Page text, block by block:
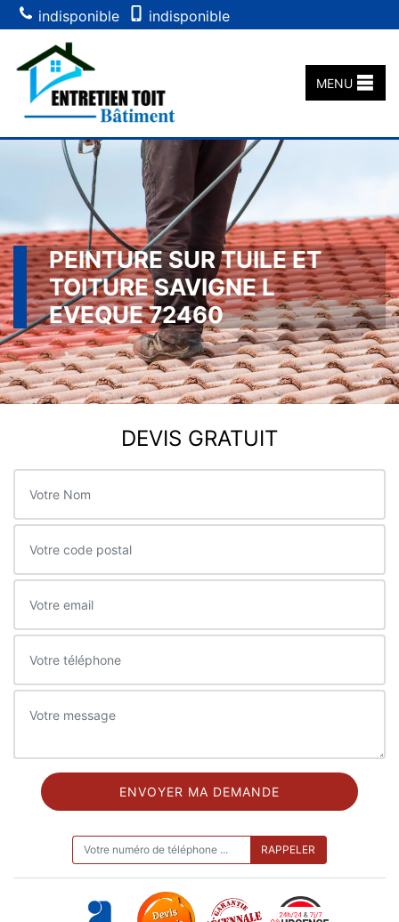
indisponible indisponible
MENU
PEINTURE SUR TUILE ET
TOITURE SAVIGNE L
EVEQUE 72460
DEVIS GRATUIT